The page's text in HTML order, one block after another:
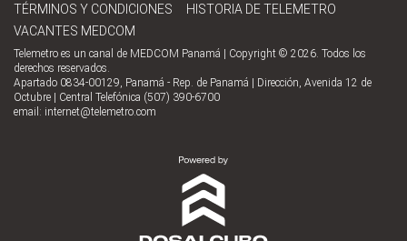
TÉRMINOS Y CONDICIONES
HISTORIA DE TELEMETRO
VACANTES MEDCOM
Telemetro es un canal de MEDCOM Panamá | Copyright © 2026. Todos los
derechos reservados.
Apartado 0834-00129, Panamá - Rep. de Panamá | Dirección, Avenida 12 de
Octubre | Central Telefónica (507) 390-6700
email: internet@telemetro.com